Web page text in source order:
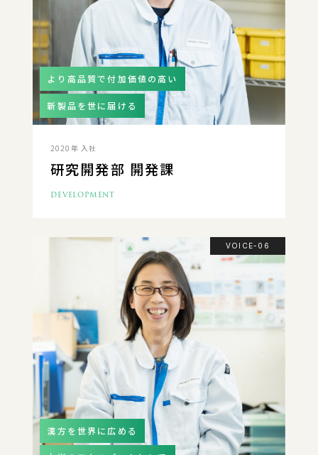
より高品質で付加価値の高い
新製品を世に届ける
2020年 入社
研究開発部 開発課
DEVELOPMENT
VOICE-06
漢方を世界に広める